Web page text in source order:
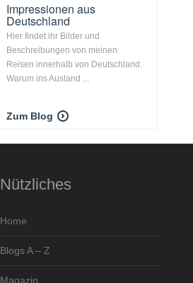
Impressionen aus
Deutschland
Hier findet ihr Bilder und
Beschreibungen von meinen
Reisen innerhalb von Deutschland.
Warum ins Ausland ...
Zum Blog
Nützliches
Home
Blogs A – Z
Magazin